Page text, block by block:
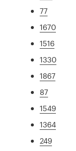
77
1670
1516
1330
1867
87
1549
1364
249